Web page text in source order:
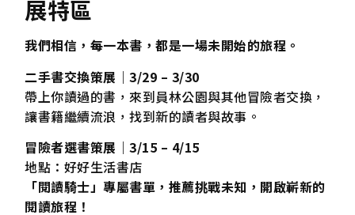
展特區
我們相信，每一本書，都是一場未開始的旅程。
二手書交換策展｜3/29 – 3/30
帶上你讀過的書，來到員林公園與其他冒險者交換，
讓書籍繼續流浪，找到新的讀者與故事。
冒險者選書策展｜3/15 – 4/15
地點：好好生活書店
「閱讀騎士」專屬書單，推薦挑戰未知，開啟嶄新的
閱讀旅程！